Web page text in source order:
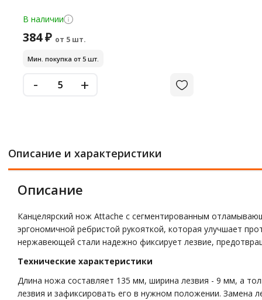
В наличии
384 ₽ от 5 шт.
Мин. покупка от 5 шт.
- +
Описание и характеристики
Описание
Канцелярский нож Attache с сегментированным
эргономичной ребристой рукояткой, которая улучшает
нержавеющей стали надежно фиксирует лезвие,
Технические характеристики
Длина ножа составляет 135 мм, ширина лезвия - 9 мм, а
лезвия и зафиксировать его в нужном положении. Замена